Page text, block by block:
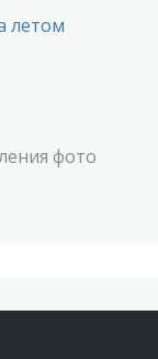
летом
фото